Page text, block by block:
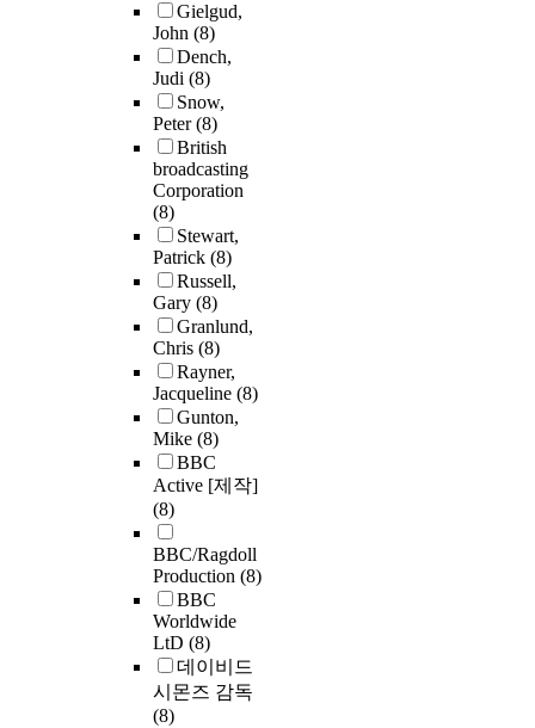
Gielgud,
John (8)
Dench,
Judi (8)
Snow,
Peter(8)
British
broadcasting
Corporation
(8)
Stewart,
Patrick (8)
Russell,
Gary (8)
Granlund,
Chris (8)
Rayner,
Jacqueline (8)
Gunton,
Mike (8)
BBC
Active [제작]
(8)
BBC/Ragdoll
Production (8)
BBC
Worldwide
LtD (8)
데이비드
시몬즈 감독
(8)